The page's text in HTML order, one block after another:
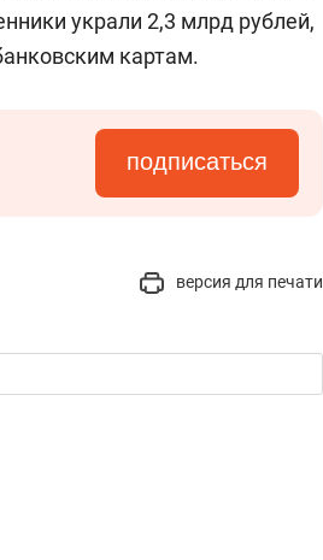
украли 2,3 млрд рублей,
картам.
подписаться
версия для печати